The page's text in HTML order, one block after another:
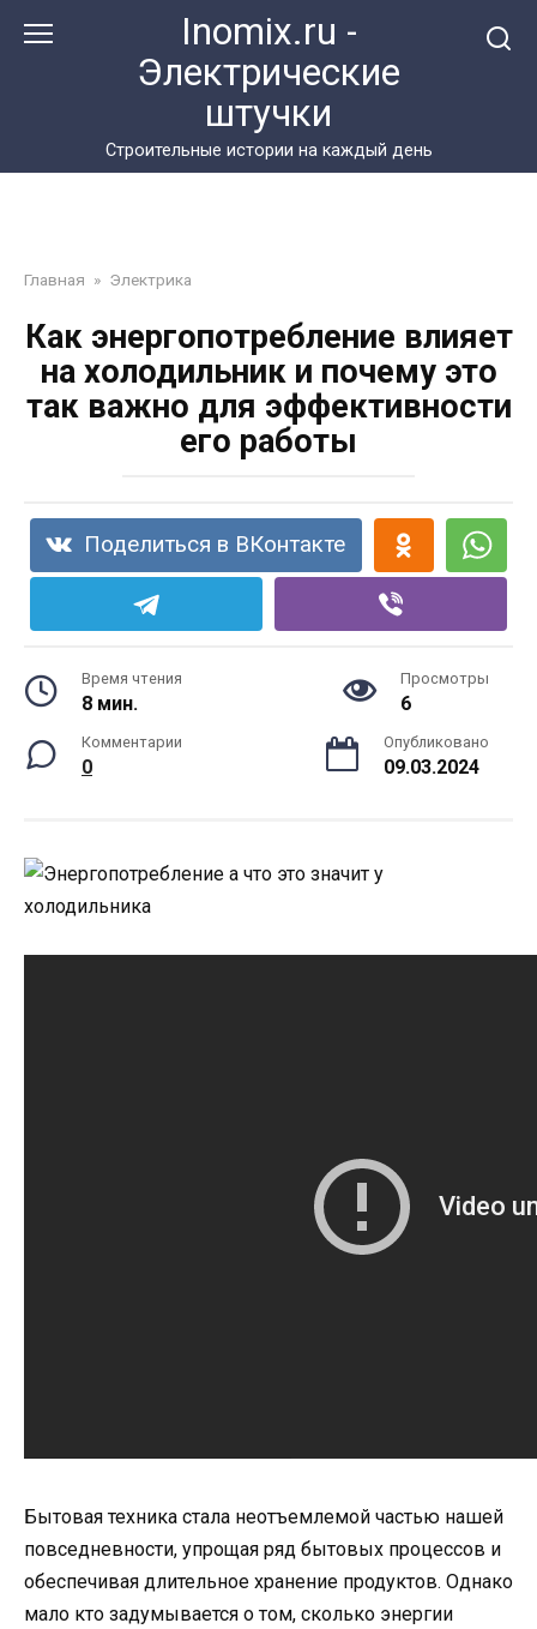
Inomix.ru -
Электрические
штучки
Cтроительные истории на каждый день
Главная » Электрика
Как энергопотребление влияет
на холодильник и почему это
так важно для эффективности
его работы
Поделиться в ВКонтакте
Время чтения
8 мин.
Просмотры
6
Комментарии
0
Опубликовано
09.03.2024
Бытовая техника стала неотъемлемой частью нашей
повседневности, упрощая ряд бытовых процессов и
обеспечивая длительное хранение продуктов. Однако
мало кто задумывается о том, сколько энергии